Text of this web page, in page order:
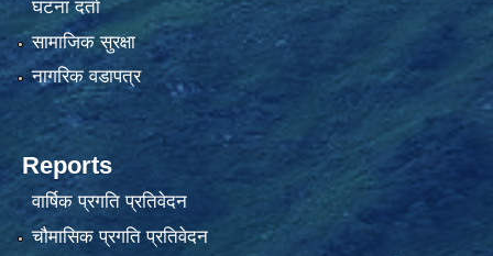
घटना दर्ता
सामाजिक सुरक्षा
नागरिक वडापत्र
Reports
वार्षिक प्रगति प्रतिवेदन
चौमासिक प्रगति प्रतिवेदन